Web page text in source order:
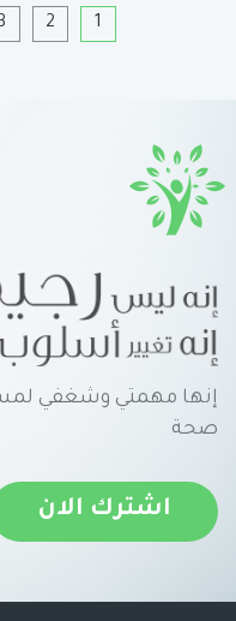
1
2
3
إنها مهمتي وشغفي
صحة
اشترك الان